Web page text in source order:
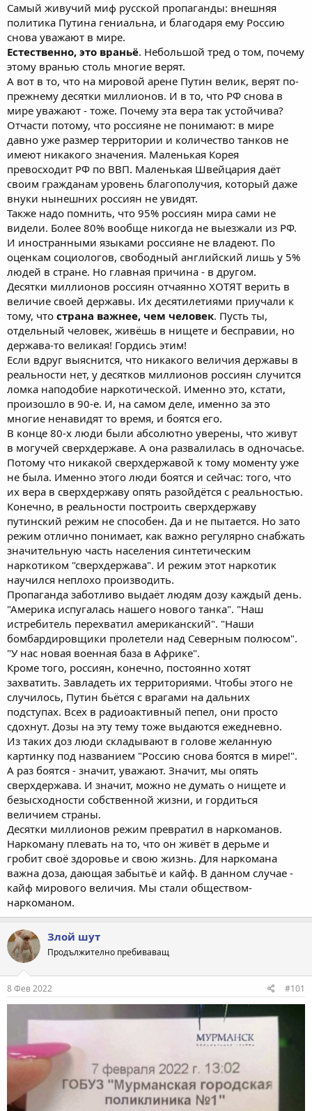
Самый живучий миф русской пропаганды: внешняя
политика Путина гениальна, и благодаря ему Россию
снова уважают в мире.
Естественно, это враньё. Небольшой тред о том, почему
этому вранью столь многие верят.
А вот в то, что на мировой арене Путин велик, верят по-
прежнему десятки миллионов. И в то, что РФ снова в
мире уважают - тоже. Почему эта вера так устойчива?
Отчасти потому, что россияне не понимают: в мире
давно уже размер территории и количество танков не
имеют никакого значения. Маленькая Корея
превосходит РФ по ВВП. Маленькая Швейцария даёт
своим гражданам уровень благополучия, который даже
внуки нынешних россиян не увидят.
Также надо помнить, что 95% россиян мира сами не
видели. Более 80% вообще никогда не выезжали из РФ.
И иностранными языками россияне не владеют. По
оценкам социологов, свободный английский лишь у 5%
людей в стране. Но главная причина - в другом.
Десятки миллионов россиян отчаянно ХОТЯТ верить в
величие своей державы. Их десятилетиями приучали к
тому, что страна важнее, чем человек. Пусть ты,
отдельный человек, живёшь в нищете и бесправии, но
держава-то великая! Гордись этим!
Если вдруг выяснится, что никакого величия державы в
реальности нет, у десятков миллионов россиян случится
ломка наподобие наркотической. Именно это, кстати,
произошло в 90-е. И, на самом деле, именно за это
многие ненавидят то время, и боятся его.
В конце 80-х люди были абсолютно уверены, что живут
в могучей сверхдержаве. А она развалилась в одночасье.
Потому что никакой сверхдержавой к тому моменту уже
не была. Именно этого люди боятся и сейчас: того, что
их вера в сверхдержаву опять разойдётся с реальностью.
Конечно, в реальности построить сверхдержаву
путинский режим не способен. Да и не пытается. Но зато
режим отлично понимает, как важно регулярно снабжать
значительную часть населения синтетическим
наркотиком "сверхдержава". И режим этот наркотик
научился неплохо производить.
Пропаганда заботливо выдаёт людям дозу каждый день.
"Америка испугалась нашего нового танка". "Наш
истребитель перехватил американский". "Наши
бомбардировщики пролетели над Северным полюсом".
"У нас новая военная база в Африке".
Кроме того, россиян, конечно, постоянно хотят
захватить. Завладеть их территориями. Чтобы этого не
случилось, Путин бьётся с врагами на дальних
подступах. Всех в радиоактивный пепел, они просто
сдохнут. Дозы на эту тему тоже выдаются ежедневно.
Из таких доз люди складывают в голове желанную
картинку под названием "Россию снова боятся в мире!".
А раз боятся - значит, уважают. Значит, мы опять
сверхдержава. И значит, можно не думать о нищете и
безысходности собственной жизни, и гордиться
величием страны.
Десятки миллионов режим превратил в наркоманов.
Наркоману плевать на то, что он живёт в дерьме и
гробит своё здоровье и свою жизнь. Для наркомана
важна доза, дающая забытьё и кайф. В данном случае -
кайф мирового величия. Мы стали обществом-
наркоманом.
Злой шут
Продължително пребиваващ
8 Фев 2022 #101